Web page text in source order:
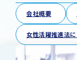
沿革
事業所・アクセス
上水道
下水道
IRトップ
株式・株主情報
新着情報
採用情報
会社概要
女性活躍推進法